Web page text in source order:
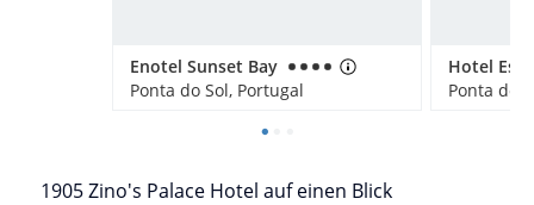
Enotel Sunset Bay
Ponta do Sol, Portugal
Ponta do
1905 Zino's Palace Hotel auf einen Blick